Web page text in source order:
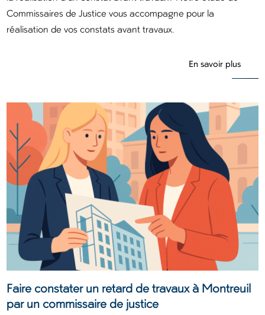
Commissaires de Justice vous accompagne pour la
réalisation de vos constats avant travaux.
En savoir plus
Faire constater un retard de travaux à Montreuil
par un commissaire de justice